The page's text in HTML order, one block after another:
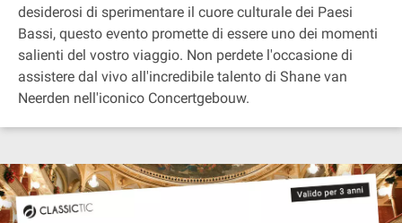
desiderosi di sperimentare il cuore culturale dei Paesi
Bassi, questo evento promette di essere uno dei momenti
salienti del vostro viaggio. Non perdete l'occasione di
assistere dal vivo all'incredibile talento di Shane van
Neerden nell'iconico Concertgebouw.